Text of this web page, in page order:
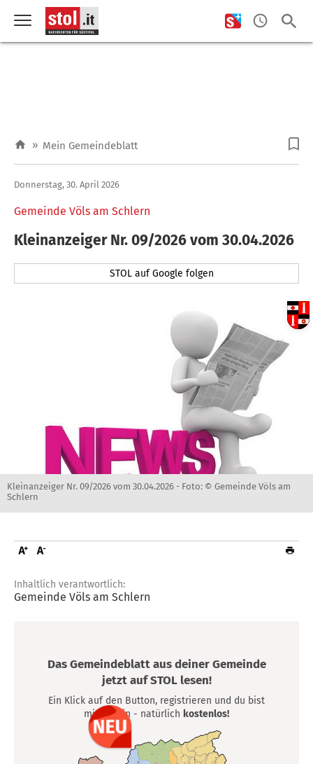
» Mein Gemeindeblatt
Gemeinde Völs am Schlern
Donnerstag, 30. April 2026
Kleinanzeiger Nr. 09/2026 vom 30.04.2026
STOL auf Google folgen
Kleinanzeiger Nr. 09/2026 vom 30.04.2026 - Foto: © Gemeinde Völs am
Schlern
Inhaltlich verantwortlich:
Gemeinde Völs am Schlern
Das Gemeindeblatt aus deiner Gemeinde
jetzt auf STOL lesen!
Ein Klick auf den Button, registrieren und du bist
mittendrin - natürlich kostenlos!